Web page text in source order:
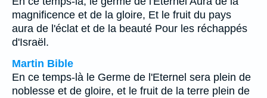
magnificence et de la gloire, Et le fruit du pays
aura de l'éclat et de la beauté Pour les réchappés
d'Israël.
Martin Bible
En ce temps-là le Germe de l'Eternel sera plein de
noblesse et de gloire, et le fruit de la terre plein de